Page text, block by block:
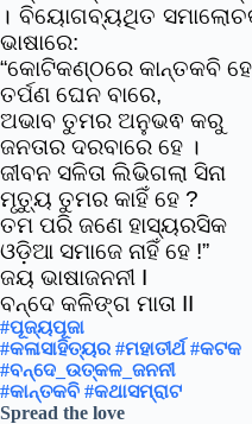
। ବିୟୋଗବ୍ୟଥିତ
ଭାଷାରେ:
“କୋଟିକଣ୍ଠରେ କାନ୍ତକବି ହେ
ତର୍ପଣ ଘେନ ବାରେ,
ଅଭାବ ତୁମର ଅନୁଭଵ କରୁ
ଜନତାର ଦରବାରେ ହେ ।
ଜୀବନ ସଳିତା ଲିଭିଗଲା ସିନା
ମୃତ୍ୟୁ ତୁମର କାହିଁ ହେ ?
ତମ ପରି ଜଣେ ହାସ୍ୟରସିକ
ଓଡ଼ିଆ ସମାଜେ ନାହିଁ ହେ !”
ଜୟ ଭାଷାଜନନୀ I
ବନ୍ଦେ କଳିଙ୍ଗ ମାତା II
#ପୂଜ୍ୟପୂଜା
#କଳାସାହିତ୍ୟର #ମହାତୀର୍ଥ #କଟକ
#ବନ୍ଦେ_ଉତ୍କଳ_ଜନନୀ
#କାନ୍ତକବି #କଥାସମ୍ରାଟ
Spread the love